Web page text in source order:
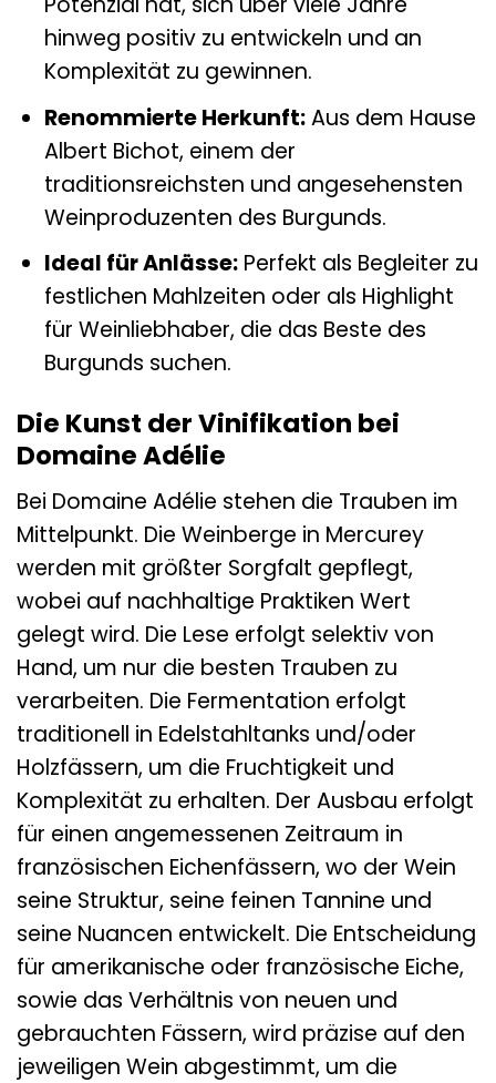
hinweg positiv zu entwickeln und an
Komplexität zu gewinnen.
Renommierte Herkunft:Aus dem Hause
Albert Bichot, einem der
traditionsreichsten und angesehensten
Weinproduzenten des Burgunds.
Ideal für Anlässe:Perfekt als Begleiter zu
festlichen Mahlzeiten oder als Highlight
für Weinliebhaber, die das Beste des
Burgunds suchen.
Die Kunst der Vinifikation bei
Domaine Adélie
Bei Domaine Adélie stehen die Trauben im
Mittelpunkt. Die Weinberge in Mercurey
werden mit größter Sorgfalt gepflegt,
wobei auf nachhaltige Praktiken Wert
gelegt wird. Die Lese erfolgt selektiv von
Hand, um nur die besten Trauben zu
verarbeiten. Die Fermentation erfolgt
traditionell in Edelstahltanks und/oder
Holzfässern, um die Fruchtigkeit und
Komplexität zu erhalten. Der Ausbau erfolgt
für einen angemessenen Zeitraum in
französischen Eichenfässern, wo der Wein
seine Struktur, seine feinen Tannine und
seine Nuancen entwickelt. Die Entscheidung
für amerikanische oder französische Eiche,
sowie das Verhältnis von neuen und
gebrauchten Fässern, wird präzise auf den
jeweiligen Wein abgestimmt, um die